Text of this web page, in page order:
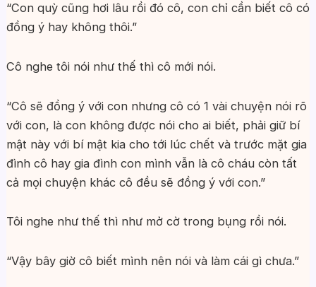
“Con quỳ cũng hơi lâu rồi đó cô, con chỉ cần biết cô có
đồng ý hay không thôi.”
Cô nghe tôi nói như thế thì cô mới nói.
“Cô sẽ đồng ý với con nhưng cô có 1 vài chuyện nói rõ
với con, là con không được nói cho ai biết, phải giữ bí
mật này với bí mật kia cho tới lúc chết và trước mặt gia
đình cô hay gia đình con mình vẫn là cô cháu còn tất
cả mọi chuyện khác cô đều sẽ đồng ý với con.”
Tôi nghe như thế thì như mở cờ trong bụng rồi nói.
“Vậy bây giờ cô biết mình nên nói và làm cái gì chưa.”